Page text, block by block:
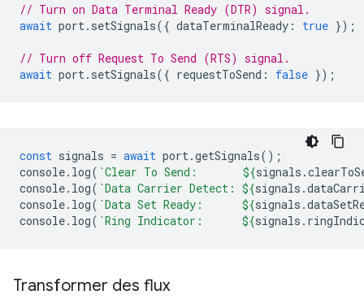
// Turn on Data Terminal Ready (DTR) signal.
await port. setSignals({ dataTerminalReady : true });
// Turn off Request To Send (RTS) signal.
await port. setSignals({ requestToSend : false });
const signals = await port.getSignals();
console. log( `Clear To Send: ${signals .
console. log( `Data Carrier Detect: ${signals .
console. log( `Data Set Ready: ${signals .
console. log( `Ring Indicator: ${signals .
Transformer des flux